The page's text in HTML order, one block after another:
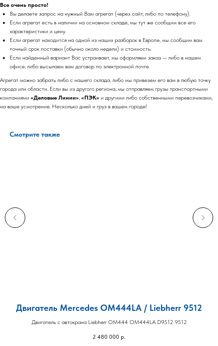
Все очень просто!
Вы делаете запрос на нужный Вам агрегат (через сайт, либо по телефону).
Если агрегат есть в наличии на основном складе, мы тут же сообщим все его
характеристики и цену.
Если агрегат находится на одной из наших разборок в Европе, мы сообщим вам
точный срок поставки (обычно около недели) и стоимость.
Если найденный вариант Вас устраивает, мы оформляем заказ — либо в нашем
офисе, либо высылаем вам договор по электронной почте.
Агрегат можно забрать либо с нашего склада, либо мы привезем его вам в любую точку
города или области. Если вы из другого региона, мы отправляем грузы транспортными
компаниями «Деловые Линии», «ПЭК» и другими либо собственными перевозчиками,
на ваше усмотрение. Несколько дней и груз в вашем городе!
Смотрите также
Двигатель Mercedes OM444LA / Liebherr 9512
Двигатель с автокрана Liebherr OM444 OM444LA D9512 9512
2 480 000 р.